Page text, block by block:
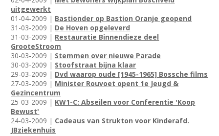
uitgewerkt
01-04-2009 | Bastionder op Bastion Oranje geopend
31-03-2009 | De Hoven opgeleverd
31-03-2009 | Restauratie Binnendieze deel
GrooteStroom
30-03-2009 | Stemmen over nieuwe Parade
30-03-2009 | Stoofstraat bijna klaar
29-03-2009 | Dvd waarop oude [1945-1965] Bossche films
27-03-2009 | Minister Rouvoet opent 1e Jeugd &
Gezincentrum
25-03-2009 | KW1-C: Abseilen voor Conferentie 'Koop
Bewust'
24-03-2009 | Cadeaus van Strukton voor Kinderafd.
JBziekenhuis